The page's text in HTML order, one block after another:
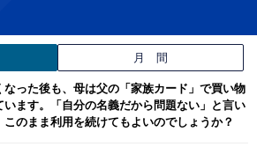
月 間
なった後も、母は父の「家族カード」で買い物
います。「自分の名義だから問題ない」と言い
このまま利用を続けてもよいのでしょうか？